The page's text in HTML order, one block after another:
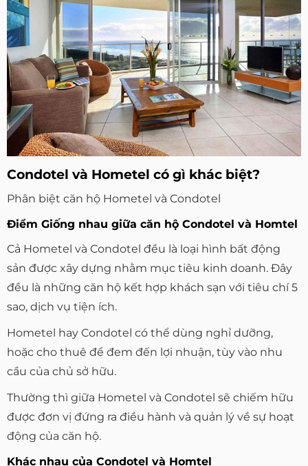
Condotel và Hometel có gì khác biệt?
Phân biệt căn hộ Hometel và Condotel
Điểm Giống nhau giữa căn hộ Condotel và Homtel
Cả Hometel và Condotel đều là loại hình bất động
sản được xây dựng nhằm mục tiêu kinh doanh. Đây
đều là những căn hộ kết hợp khách sạn với tiêu chí 5
sao, dịch vụ tiện ích.
Hometel hay Condotel có thể dùng nghỉ dưỡng,
hoặc cho thuê để đem đến lợi nhuận, tùy vào nhu
cầu của chủ sở hữu.
Thường thì giữa Hometel và Condotel sẽ chiếm hữu
được đơn vị đứng ra điều hành và quản lý về sự hoạt
động của căn hộ.
Khác nhau của Condotel và Homtel